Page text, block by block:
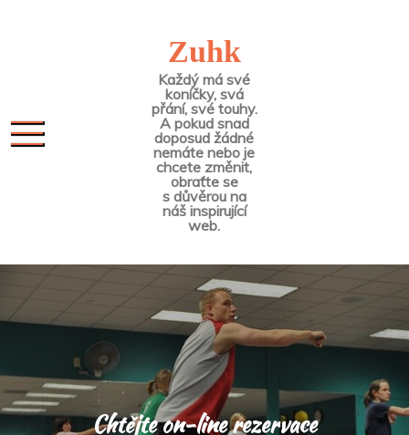
Zuhk
Každý má své
koníčky, svá
přání, své touhy.
A pokud snad
doposud žádné
nemáte nebo je
chcete změnit,
obraťte se
s důvěrou na
náš inspirující
web.
Chtějte on-line rezervace